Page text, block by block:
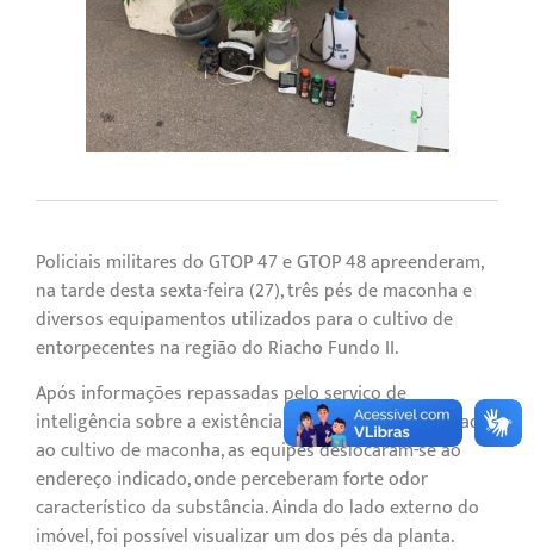
Policiais militares do GTOP 47 e GTOP 48 apreenderam,
na tarde desta sexta-feira (27), três pés de maconha e
diversos equipamentos utilizados para o cultivo de
entorpecentes na região do Riacho Fundo II.
Após informações repassadas pelo serviço de
inteligência sobre a existência de uma estufa destinada
ao cultivo de maconha, as equipes deslocaram-se ao
endereço indicado, onde perceberam forte odor
característico da substância. Ainda do lado externo do
imóvel, foi possível visualizar um dos pés da planta.